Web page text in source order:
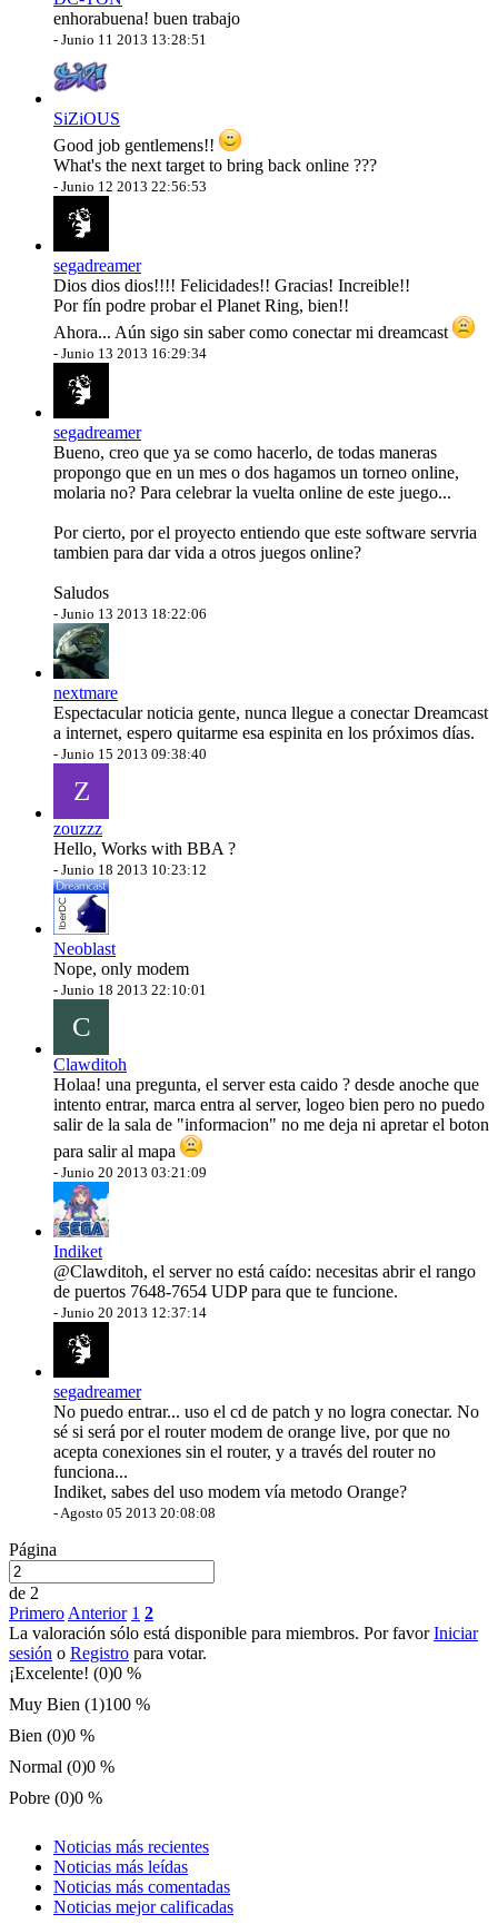
enhorabuena! buen trabajo
- Junio 11 2013 13:28:51
SiZiOUS
Good job gentlemens!!
What's the next target to bring back online ???
- Junio 12 2013 22:56:53
segadreamer
Dios dios dios!!!! Felicidades!! Gracias! Increible!!
Por fín podre probar el Planet Ring, bien!!
Ahora... Aún sigo sin saber como conectar mi dreamcast
- Junio 13 2013 16:29:34
segadreamer
Bueno, creo que ya se como hacerlo, de todas maneras
propongo que en un mes o dos hagamos un torneo online,
molaria no? Para celebrar la vuelta online de este juego...
Por cierto, por el proyecto entiendo que este software servria
tambien para dar vida a otros juegos online?
Saludos
- Junio 13 2013 18:22:06
nextmare
Espectacular noticia gente, nunca llegue a conectar Dreamcast
a internet, espero quitarme esa espinita en los próximos días.
- Junio 15 2013 09:38:40
Z
zouzzz
Hello, Works with BBA ?
- Junio 18 2013 10:23:12
Neoblast
Nope, only modem
- Junio 18 2013 22:10:01
C
Clawditoh
Holaa! una pregunta, el server esta caido ? desde anoche que
intento entrar, marca entra al server, logeo bien pero no puedo
salir de la sala de "informacion" no me deja ni apretar el boton
para salir al mapa
- Junio 20 2013 03:21:09
Indiket
@Clawditoh, el server no está caído: necesitas abrir el rango
de puertos 7648-7654 UDP para que te funcione.
- Junio 20 2013 12:37:14
segadreamer
No puedo entrar... uso el cd de patch y no logra conectar. No
sé si será por el router modem de orange live, por que no
acepta conexiones sin el router, y a través del router no
funciona...
Indiket, sabes del uso modem vía metodo Orange?
-Agosto 05 2013 20:08:08
Página
de 2
Primero Anterior 1 2
La valoración sólo está disponible para miembros. Por favorIniciar
sesión o Registro para votar.
¡Excelente! (0)0 %
Muy Bien (1)100 %
Bien (0)0 %
Normal (0)0 %
Pobre (0)0 %
Noticias más recientes
Noticias más leídas
Noticias más comentadas
Noticias mejor calificadas